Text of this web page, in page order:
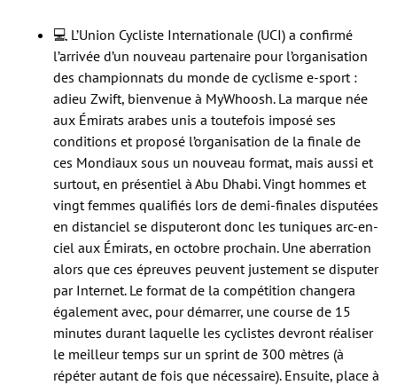
💻 L’Union Cycliste Internationale (UCI) a confirmé
l’arrivée d’un nouveau partenaire pour l’organisation
des championnats du monde de cyclisme e-sport :
adieu Zwift, bienvenue à MyWhoosh. La marque née
aux Émirats arabes unis a toutefois imposé ses
conditions et proposé l’organisation de la finale de
ces Mondiaux sous un nouveau format, mais aussi et
surtout, en présentiel à Abu Dhabi. Vingt hommes et
vingt femmes qualifiés lors de demi-finales disputées
en distanciel se disputeront donc les tuniques arc-en-
ciel aux Émirats, en octobre prochain. Une aberration
alors que ces épreuves peuvent justement se disputer
par Internet. Le format de la compétition changera
également avec, pour démarrer, une course de 15
minutes durant laquelle les cyclistes devront réaliser
le meilleur temps sur un sprint de 300 mètres (à
répéter autant de fois que nécessaire). Ensuite, place à